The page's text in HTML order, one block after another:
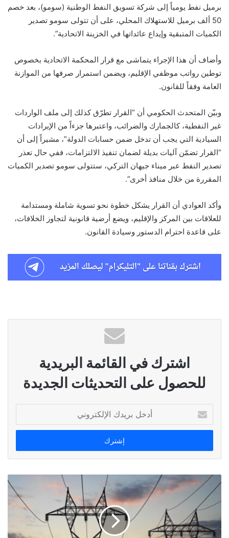
برميل نفط يومياً إلى شركة تسويق النفط الوطنية (سومو)، بعد خصم
50 ألف برميل للاستهلاك المحلي، على أن تتولى سومو تصدير
الكميات المتبقية وإيداع عائداتها في الخزينة الاتحادية”.
وأضاف أن هذا الإجراء يتماشى مع قرار المحكمة الاتحادية بخصوص
توطين رواتب موظفي الإقليم، ويضمن استمرار صرفها من الموازنة
العامة وفقاً للقانون.
وبيّن المتحدث الحكومي أن “القرار تطرّق كذلك إلى ملف الواردات
غير النفطية، كالجمارك والضرائب، واعتبرها جزءاً من الإيرادات
السيادية التي يجب أن تدخل ضمن حسابات الدولة”، مشيراً إلى أن
“القرار تضمّن آليات بديلة لضمان تنفيذ الالتزامات، ففي حال تعذر
تصدير النفط عبر ميناء جيهان التركي، ستتولى سومو تصدير الكميات
المقررة من خلال منافذ أخرى”.
وأكد العوادي أن القرار يشكل خطوة نحو تسوية شاملة ومستدامة
للعلاقات بين المركز والإقليم، ويضع أرضية قانونية لتجاوز الخلافات،
على قاعدة احترام الدستور وسيادة القانون.
اشترك في القائمة البريدية
للحصول على التحديثات الجديدة
بريدك
الإلكتروني